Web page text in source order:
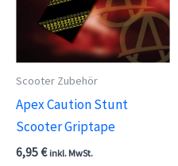
Scooter Zubehör
Apex Caution Stunt
Scooter Griptape
6,95€ inkl. MwSt.